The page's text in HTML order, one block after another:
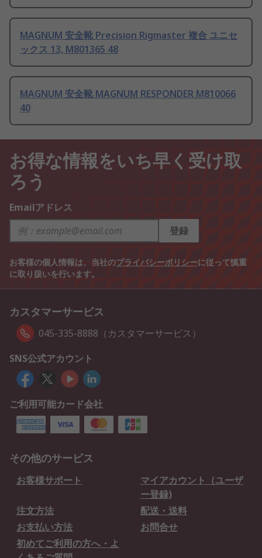
MAGNUM 安全靴 Precision Rigmaster 複合 ユニセ
ックス 13, M801365 48
MAGNUM 安全靴 MAGNUM RESPONDER M810066
40
お得な情報をいち早く受け取
ろう
Emailアドレス
登録
お客様の個人情報は、当社のプライバシーポリシーに従って慎重
に取り扱いを行います。
カスタマーサービス
045-335-8888（カスタマーサービス）
SNS公式アカウント
ご利用可能カード会社
その他のサービス
お客様サポート
マイアカウント（ユーザ
ー登録)
注文方法
配送・送料
お支払い方法
お問合せ
初めてご利用の方へ・よ